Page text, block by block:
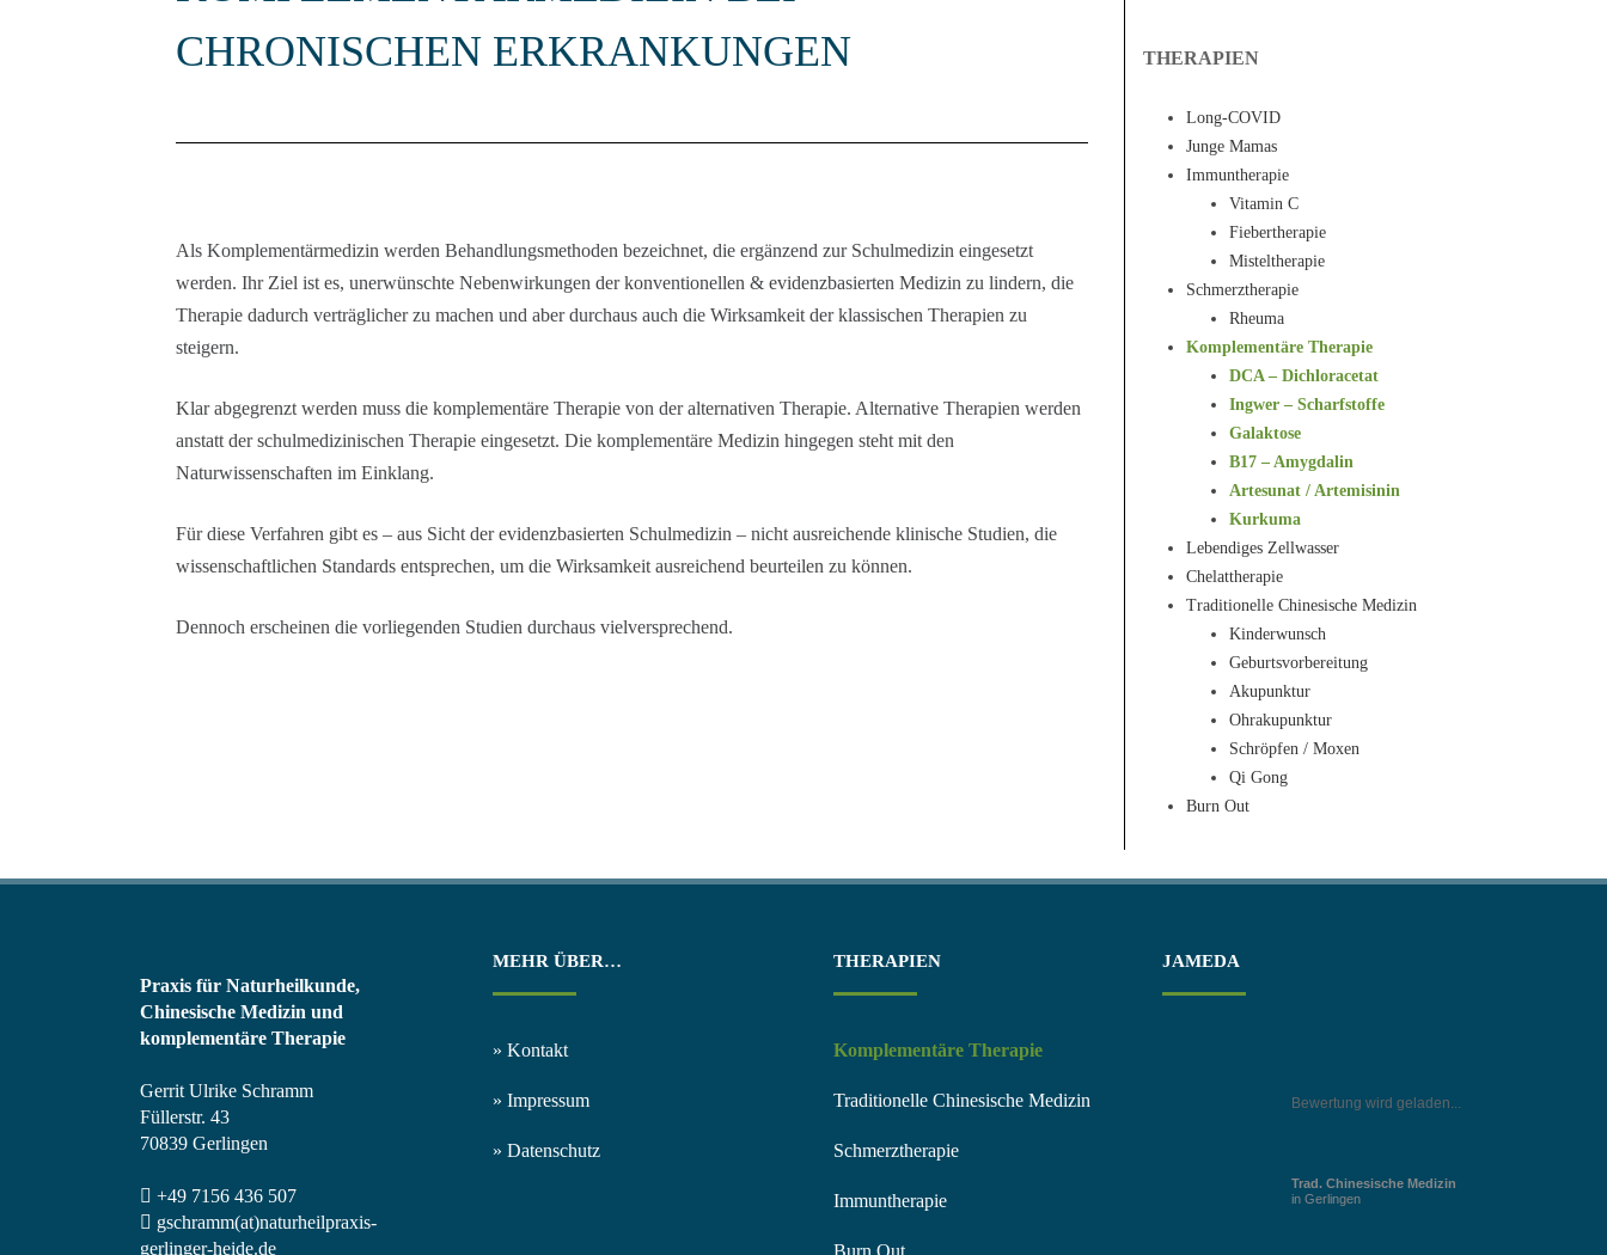
CHRONISCHEN ERKRANKUNGEN
Als Komplementärmedizin werden Behandlungsmethoden bezeichnet, die ergänzend zur Schulmedizin eingesetzt
werden. Ihr Ziel ist es, unerwünschte Nebenwirkungen der konventionellen & evidenzbasierten Medizin zu lindern, die
Therapie dadurch verträglicher zu machen und aber durchaus auch die Wirksamkeit der klassischen Therapien zu
steigern.
Klar abgegrenzt werden muss die komplementäre Therapie von der alternativen Therapie. Alternative Therapien werden
anstatt der schulmedizinischen Therapie eingesetzt. Die komplementäre Medizin hingegen steht mit den
Naturwissenschaften im Einklang.
Für diese Verfahren gibt es – aus Sicht der evidenzbasierten Schulmedizin – nicht ausreichende klinische Studien, die
wissenschaftlichen Standards entsprechen, um die Wirksamkeit ausreichend beurteilen zu können.
Dennoch erscheinen die vorliegenden Studien durchaus vielversprechend.
THERAPIEN
Long-COVID
Junge Mamas
Immuntherapie
Vitamin C
Fiebertherapie
Misteltherapie
Schmerztherapie
Rheuma
Komplementäre Therapie
DCA – Dichloracetat
Ingwer – Scharfstoffe
Galaktose
B17 – Amygdalin
Artesunat / Artemisinin
Kurkuma
Lebendiges Zellwasser
Chelattherapie
Traditionelle Chinesische Medizin
Kinderwunsch
Geburtsvorbereitung
Akupunktur
Ohrakupunktur
Schröpfen / Moxen
Qi Gong
Burn Out
Praxis für Naturheilkunde,
Chinesische Medizin und
komplementäre Therapie
Gerrit Ulrike Schramm
Füllerstr. 43
70839 Gerlingen
+49 7156 436 507
gschramm(at)naturheilpraxis-
gerlinger-heide.de
MEHR ÜBER…
» Kontakt
» Impressum
» Datenschutz
THERAPIEN
Komplementäre Therapie
Traditionelle Chinesische Medizin
Schmerztherapie
Immuntherapie
Burn Out
JAMEDA
Bewertung wird geladen...
Trad. Chinesische Medizin
in Gerlingen